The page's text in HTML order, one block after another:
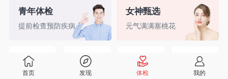
青年体检
提前检查预防疾病
女神甄选
元气满满塞桃花
精英白领 备孕检查 入职体检 婚前检查
首页 发现 体检 我的